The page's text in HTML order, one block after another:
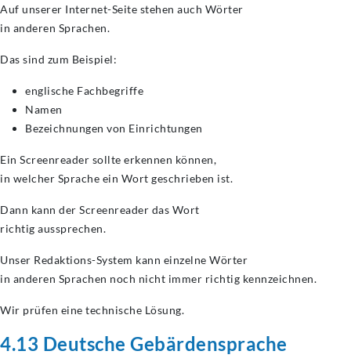
Auf unserer Internet-Seite stehen auch Wörter
in anderen Sprachen.
Das sind zum Beispiel:
englische Fachbegriffe
Namen
Bezeichnungen von Einrichtungen
Ein Screenreader sollte erkennen können,
in welcher Sprache ein Wort geschrieben ist.
Dann kann der Screenreader das Wort
richtig aussprechen.
Unser Redaktions-System kann einzelne Wörter
in anderen Sprachen noch nicht immer richtig kennzeichnen.
Wir prüfen eine technische Lösung.
4.13 Deutsche Gebärdensprache